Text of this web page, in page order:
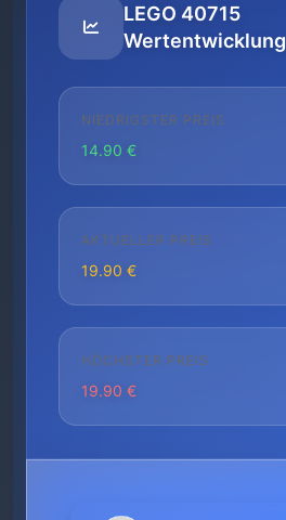
LEGO 40715
Wertentwicklung
NIEDRIGSTER PREIS
14.90 €
AKTUELLER PREIS
19.90 €
HÖCHSTER PREIS
19.90 €